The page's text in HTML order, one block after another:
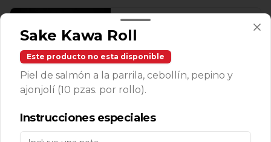
Temaki Roca
Camarones roca, aguacate, masago y
$143.00
Makis
Sake Kawa Roll
Este producto no esta disponible
Piel de salmón a la parrila, cebollín, pepino y
ajonjolí (10 pzas. por rollo).
Instrucciones especiales